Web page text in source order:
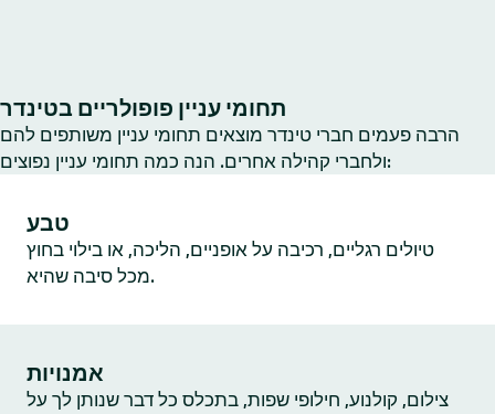
תחומי עניין פופולריים בטינדר
הרבה פעמים חברי טינדר מוצאים תחומי עניין משותפים להם
ולחברי קהילה אחרים. הנה כמה תחומי עניין נפוצים:
טבע
טיולים רגליים, רכיבה על אופניים, הליכה, או בילוי בחוץ
מכל סיבה שהיא.
אמנויות
צילום, קולנוע, חילופי שפות, בתכלס כל דבר שנותן לך על